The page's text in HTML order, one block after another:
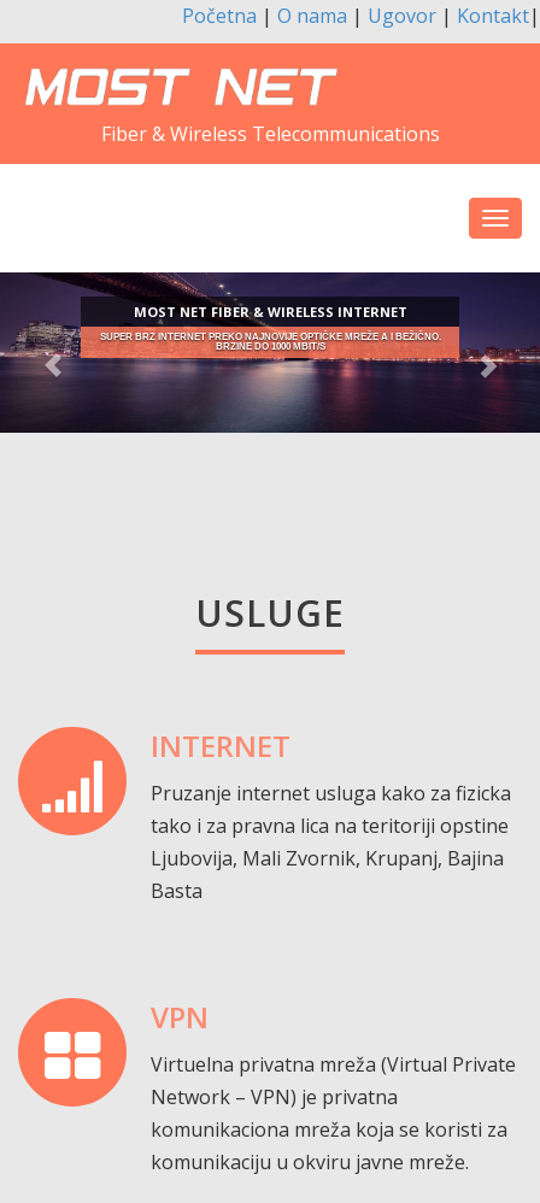
Početna | O nama | Ugovor | Kontakt|
Fiber & Wireless Telecommunications
MOST NET FIBER & WIRELESS INTERNET
SUPER BRZ INTERNET PREKO NAJNOVIJE OPTIČKE MREŽE A I BEŽIČNO.
BRZINE DO 1000 MBIT/S
USLUGE
INTERNET
Pruzanje internet usluga kako za fizicka
tako i za pravna lica na teritoriji opstine
Ljubovija, Mali Zvornik, Krupanj, Bajina
Basta
VPN
Virtuelna privatna mreža (Virtual Private
Network – VPN) je privatna
komunikaciona mreža koja se koristi za
komunikaciju u okviru javne mreže.